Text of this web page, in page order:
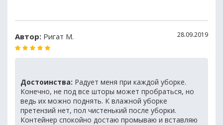
Автор: Ригат М. 28.09.2019
Достоинства: Радует меня при каждой уборке.
Конечно, не под все шторы может пробраться, но
ведь их можно поднять. К влажной уборке
претензий нет, пол чистенький после уборки.
Контейнер спокойно достаю промываю и вставляю